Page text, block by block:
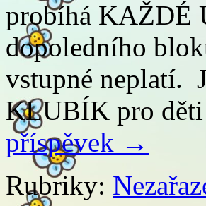
probíhá KAŽDÉ
dopoledního
vstupné neplatí.
KLUBÍK pro
příspěvek →
Rubriky: